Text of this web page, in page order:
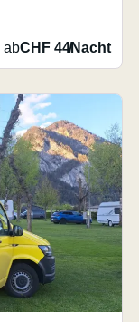
abCHF 44/Nacht